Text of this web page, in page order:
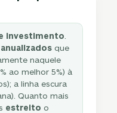
investimento
anualizados que
naquele
ao melhor 5%) à
a linha escura
Quanto mais
estreito o